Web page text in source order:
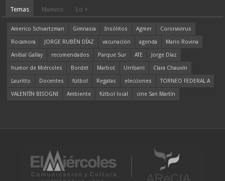
Temas Nuevos Lo +
Americo Schvartzman Gimnasia Insólitos Agmer
Coronavirus
Rocamora
JORGE RUBÉN DÍAZ vacunación agenda
Mario Rovina
Aníbal Gallay
recomendados Parque Sur ATE
Jorge Díaz
humor de Miércoles
Bordet Marbot Urribarri
Clara Chauvín
Lauritto
Docentes fútbol Regatas elecciones
TORNEO FEDERAL A
VALENTÍN BISOGNI
Ambiente fútbol local cine San Martín